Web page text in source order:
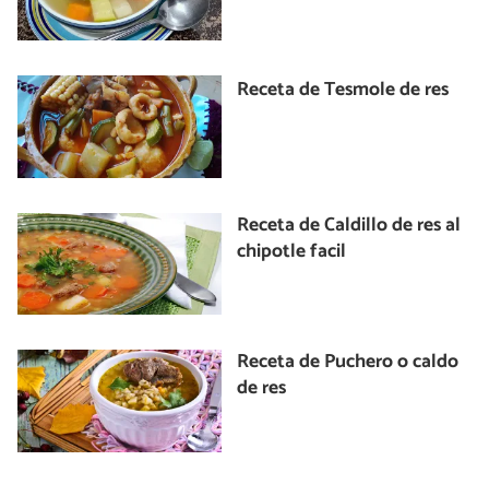
Receta de Tesmole de res
Receta de Caldillo de res al
chipotle facil
Receta de Puchero o caldo
de res